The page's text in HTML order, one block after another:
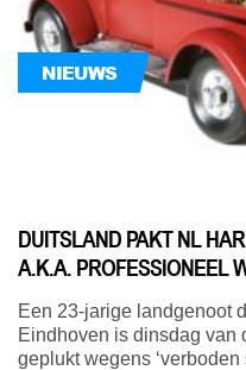
NIEUWS
DUITSLAND PAKT NL
A.K.A. PROFESSIONEEL
Een 23-jarige landgenoot
Eindhoven is dinsdag van
geplukt wegens ‘verboden